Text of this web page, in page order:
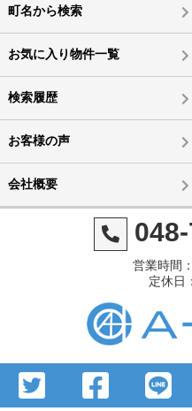
町名から検索
お気に入り物件一覧
検索履歴
お客様の声
会社概要
営業時間
定休日